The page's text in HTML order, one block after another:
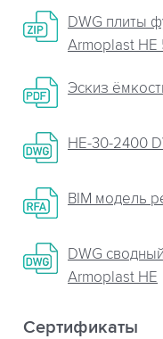
DWG плиты
Armoplast НЕ
Эскиз
НЕ-30-2400
BIM модель
DWG
Armoplast HE
Сертификаты